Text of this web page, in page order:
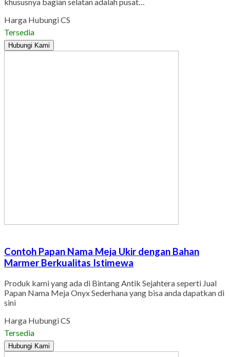
Harga Hubungi CS
Tersedia
Hubungi Kami
Contoh Papan Nama Meja Ukir dengan Bahan
Marmer Berkualitas Istimewa
Produk kami yang ada di Bintang Antik Sejahtera seperti Jual
Papan Nama Meja Onyx Sederhana yang bisa anda dapatkan di
sini
Harga Hubungi CS
Tersedia
Hubungi Kami